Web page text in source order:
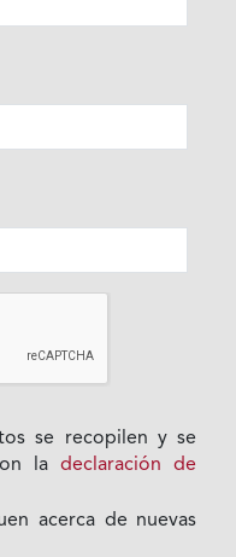
se recopilen y se
ladeclaración de
acerca de nuevas